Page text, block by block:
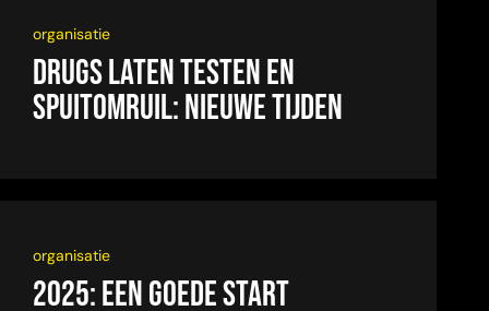
organisatie
DRUGS LATEN TESTEN EN
SPUITOMRUIL: NIEUWE TIJDEN
organisatie
2025: een goede start